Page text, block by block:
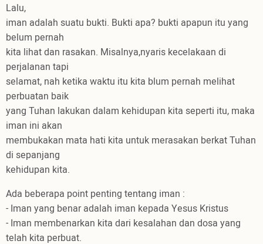
Lalu,
iman adalah suatu bukti. Bukti apa? bukti apapun itu yang
belum pernah
kita lihat dan rasakan. Misalnya,nyaris kecelakaan di
perjalanan tapi
selamat, nah ketika waktu itu kita blum pernah melihat
perbuatan baik
yang Tuhan lakukan dalam kehidupan kita seperti itu, maka
iman ini akan
membukakan mata hati kita untuk merasakan berkat Tuhan
di sepanjang
kehidupan kita.
Ada beberapa point penting tentang iman :
- Iman yang benar adalah iman kepada Yesus Kristus
- Iman membenarkan kita dari kesalahan dan dosa yang
telah kita perbuat.